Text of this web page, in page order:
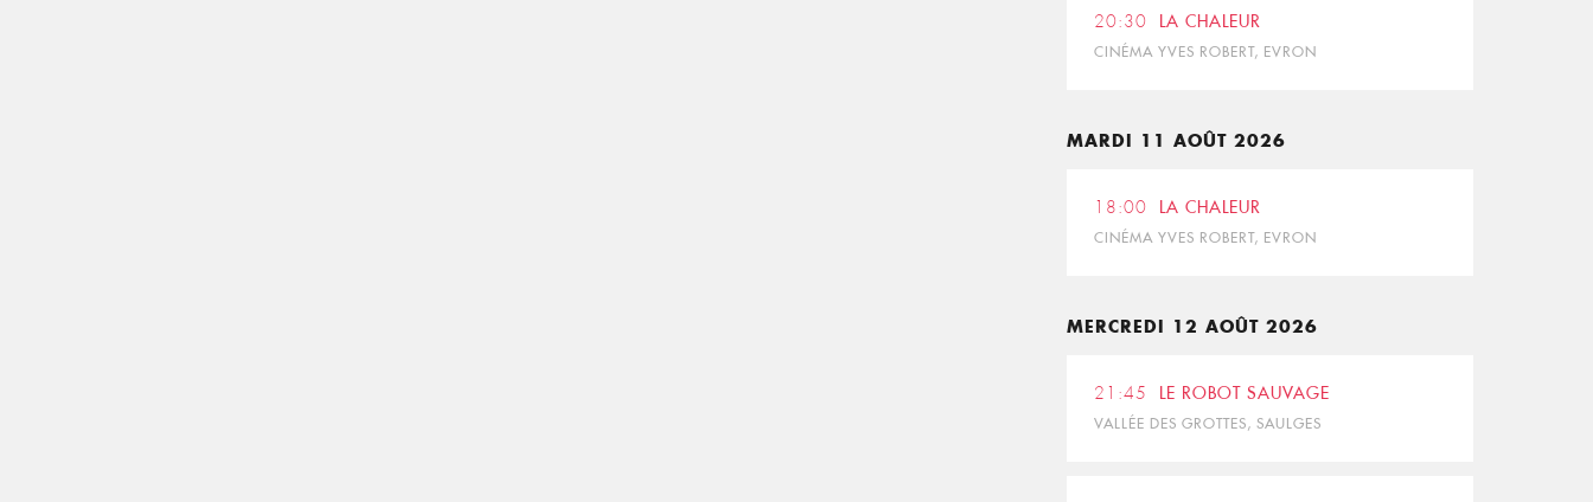
20:30 LA CHALEUR
CINÉMA YVES ROBERT, EVRON
MARDI 11 AOÛT 2026
18:00 LA CHALEUR
CINÉMA YVES ROBERT, EVRON
MERCREDI 12 AOÛT 2026
21:45 LE ROBOT SAUVAGE
VALLÉE DES GROTTES, SAULGES